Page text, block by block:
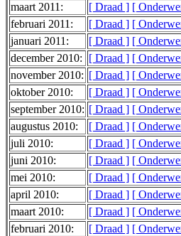
maart 2011:
[ Draad ] [
februari 2011:
[ Draad ] [
januari 2011:
[ Draad ] [
december 2010:
[ Draad ] [
november 2010: [ Draad ] [
oktober 2010:
[ Draad ] [
september 2010: [ Draad ] [
augustus 2010:
[ Draad ] [
juli 2010:
[ Draad ] [
juni 2010:
[ Draad ] [
mei 2010:
[ Draad ] [
april 2010:
[ Draad ] [
maart 2010:
[ Draad ] [
februari 2010:
[ Draad ] [